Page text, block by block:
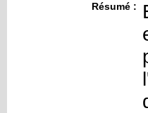
Résumé :